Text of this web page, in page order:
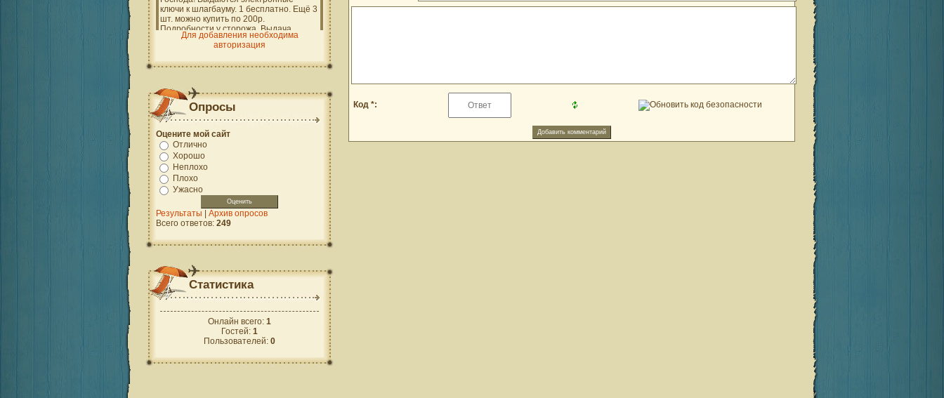
Код *:
Для добавления необходима
авторизация
Опросы
Оцените мой сайт
Отлично
Хорошо
Неплохо
Плохо
Ужасно
Результаты | Архив опросов
Всего ответов: 249
Статистика
Онлайн всего: 1
Гостей: 1
Пользователей: 0